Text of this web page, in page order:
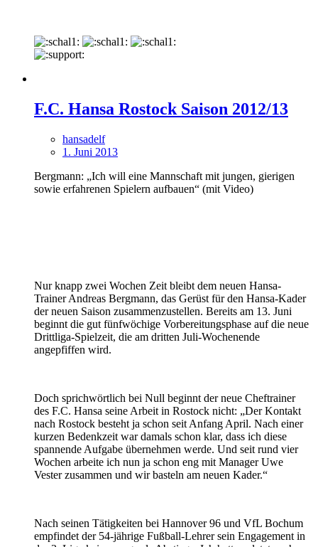
F.C. Hansa Rostock Saison 2012/13
hansadelf
1. Juni 2013
Bergmann: „Ich will eine Mannschaft mit jungen, gierigen
sowie erfahrenen Spielern aufbauen“ (mit Video)
Nur knapp zwei Wochen Zeit bleibt dem neuen Hansa-
Trainer Andreas Bergmann, das Gerüst für den Hansa-Kader
der neuen Saison zusammenzustellen. Bereits am 13. Juni
beginnt die gut fünfwöchige Vorbereitungsphase auf die neue
Drittliga-Spielzeit, die am dritten Juli-Wochenende
angepfiffen wird.
Doch sprichwörtlich bei Null beginnt der neue Cheftrainer
des F.C. Hansa seine Arbeit in Rostock nicht: „Der Kontakt
nach Rostock besteht ja schon seit Anfang April. Nach einer
kurzen Bedenkzeit war damals schon klar, dass ich diese
spannende Aufgabe übernehmen werde. Und seit rund vier
Wochen arbeite ich nun ja schon eng mit Manager Uwe
Vester zusammen und wir basteln am neuen Kader.“
Nach seinen Tätigkeiten bei Hannover 96 und VfL Bochum
empfindet der 54-jährige Fußball-Lehrer sein Engagement in